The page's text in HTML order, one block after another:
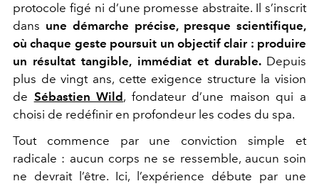
protocole figé ni d’une promesse abstraite. Il s’inscrit
dans une démarche précise, presque scientifique,
où chaque geste poursuit un objectif clair : produire
un résultat tangible, immédiat et durable. Depuis
plus de vingt ans, cette exigence structure la vision
de Sébastien Wild , fondateur d’une maison qui a
choisi de redéfinir en profondeur les codes du spa.
Tout commence par une conviction simple et
radicale : aucun corps ne se ressemble, aucun soin
ne devrait l’être. Ici, l’expérience débute par une